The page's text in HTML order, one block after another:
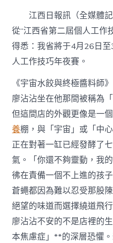
江西日報訊（全媒體
從“江西省第二屆個人工作
得悉：我省將于4月26日
人工作技巧年夜賽。
《宇宙水餃與終極醬料師
廖沾沾坐在他那間被稱為
但這間店的外觀更像是一
養棚，與「宇宙」或「中
正在對著一缸已經發酵了
氣。「你還不夠靈動，我
彿在責備一個不上進的孩
蒼蠅都因為難以忍受那股
絕望的味道而選擇繞道飛
廖沾沾不安的不是店裡的
本焦慮症」**的深層恐懼